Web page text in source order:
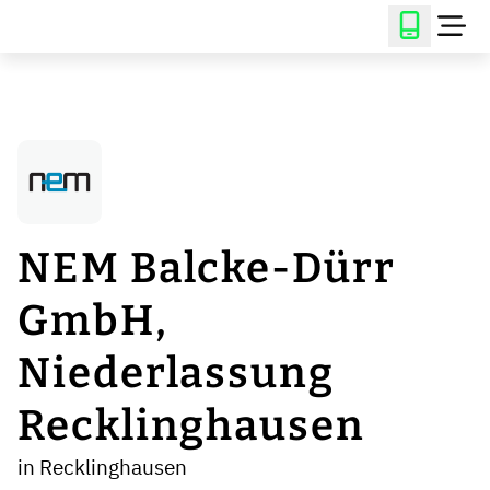
NEM Balcke-Dürr
GmbH,
Niederlassung
Recklinghausen
in Recklinghausen